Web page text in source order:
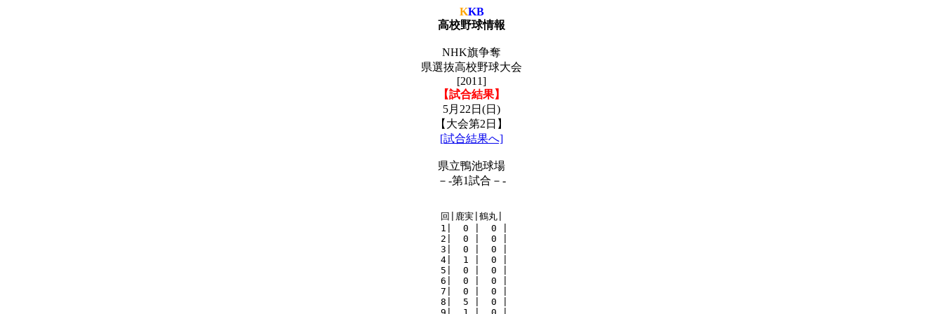
KKB
高校野球情報
NHK旗争奪
県選抜高校野球大会
[2011]
【試合結果】
5月22日(日)
【大会第2日】
[試合結果へ]
県立鴨池球場
－-第1試合－-
回|鹿実|鶴丸|
1|  0 |  0 |
2|  0 |  0 |
3|  0 |  0 |
4|  1 |  0 |
5|  0 |  0 |
6|  0 |  0 |
7|  0 |  0 |
8|  5 |  0 |